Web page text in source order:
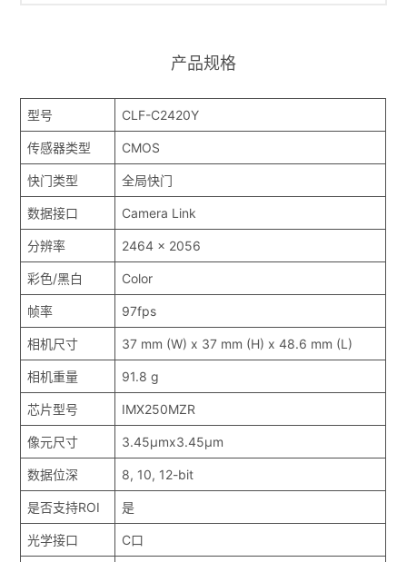
产品规格
型号 CLF-C2420Y
传感器类型 CMOS
快门类型 全局快门
数据接口 Camera Link
分辨率 2464 x 2056
彩色/黑白 Color
帧率 97fps
相机尺寸 37 mm (W) x 37 mm (H) x 48.6 mm (L)
相机重量 91.8 g
芯片型号 IMX250MZR
像元尺寸 3.45μmx3.45μm
数据位深 8, 10, 12-bit
是否支持ROI 是
光学接口 C口